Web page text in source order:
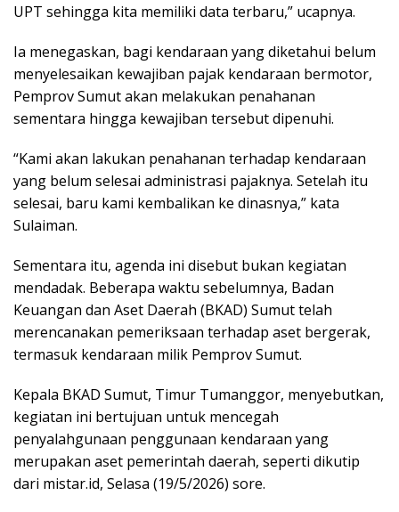
UPT sehingga kita memiliki data terbaru,” ucapnya.
Ia menegaskan, bagi kendaraan yang diketahui belum
menyelesaikan kewajiban pajak kendaraan bermotor,
Pemprov Sumut akan melakukan penahanan
sementara hingga kewajiban tersebut dipenuhi.
“Kami akan lakukan penahanan terhadap kendaraan
yang belum selesai administrasi pajaknya. Setelah itu
selesai, baru kami kembalikan ke dinasnya,” kata
Sulaiman.
Sementara itu, agenda ini disebut bukan kegiatan
mendadak. Beberapa waktu sebelumnya, Badan
Keuangan dan Aset Daerah (BKAD) Sumut telah
merencanakan pemeriksaan terhadap aset bergerak,
termasuk kendaraan milik Pemprov Sumut.
Kepala BKAD Sumut, Timur Tumanggor, menyebutkan,
kegiatan ini bertujuan untuk mencegah
penyalahgunaan penggunaan kendaraan yang
merupakan aset pemerintah daerah, seperti dikutip
dari mistar.id, Selasa (19/5/2026) sore.